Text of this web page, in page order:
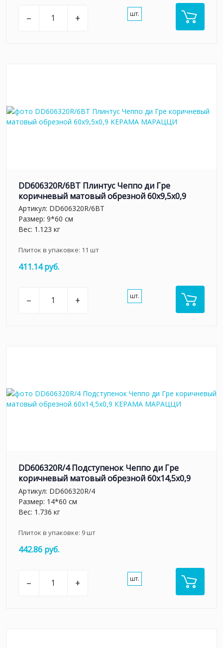
– + шт.
DD606320R/6BT Плинтус Чеппо ди Гре
коричневый матовый обрезной 60x9,5x0,9
Артикул: DD606320R/6BT
Размер: 9*60 см
Вес: 1.123 кг
Плиток в упаковке: 11 шт
411.14 руб.
– + шт.
DD606320R/4 Подступенок Чеппо ди Гре
коричневый матовый обрезной 60x14,5x0,9
Артикул: DD606320R/4
Размер: 14*60 см
Вес: 1.736 кг
Плиток в упаковке: 9шт
442.86 руб.
– + шт.